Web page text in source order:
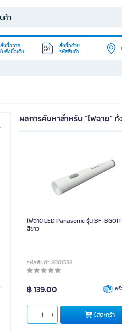
สั่งซื้อจาก
ใบสั่งซื้อเดิม
สั่งซื้อด้วย
รหัสสินค้า
ผลการค้นหาสำหรับ "ไฟฉาย"ทั้
ไฟฉาย LED Panasonic รุ่น BF-
สีขาว
รหัสสินค้า 8001538
฿ 139.00 พ
ใส่ตะกร้า